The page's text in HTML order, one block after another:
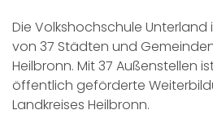
Die Volkshochschule
von 37 Städten und
Heilbronn. Mit 37 Außenstellen
öffentlich geförderte
Landkreises Heilbronn.